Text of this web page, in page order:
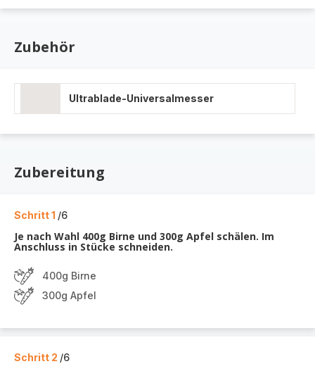
Zubehör
Ultrablade-Universalmesser
Zubereitung
Schritt 1 /6
Je nach Wahl 400g Birne und 300g Apfel schälen. Im
Anschluss in Stücke schneiden.
400g Birne
300g Apfel
Schritt 2 /6